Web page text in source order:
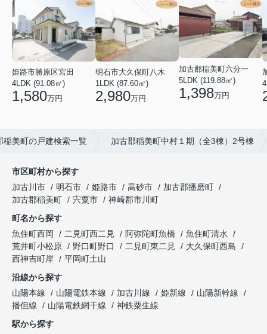
姫路市勝原区宮田
4LDK (91.08㎡)
1,580万円
明石市大久保町八木
1LDK (87.60㎡)
2,980万円
加古郡稲美町六分一
5LDK (119.88㎡)
1,398万円
稲美町の戸建検索一覧 加古郡稲美町中村１期（全3棟）2号棟
市区町村から探す
加古川市
明石市 姫路市 高砂市
加古郡播磨町
加古郡稲美町
宍粟市
神崎郡市川町
町名から探す
魚住町西岡
二見町西二見 阿弥陀町魚橋
魚住町清水
荒井町小松原
野口町野口 二見町東二見
大久保町西島
西神吉町岸
平岡町土山
沿線から探す
山陽本線
山陽電鉄本線 加古川線 姫新線
山陽新幹線
播但線
山陽電鉄網干線
神鉄粟生線
駅から探す